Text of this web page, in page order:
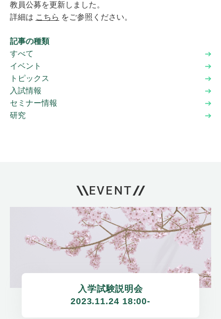
教員公募を更新しました。
詳細は こちら をご参照ください。
記事の種類
すべて
イベント
トピックス
入試情報
セミナー情報
研究
EVENT
入学試験説明会
2023.11.24 18:00-